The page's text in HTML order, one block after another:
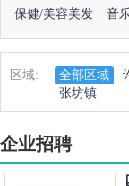
保健/美容美发
音
区域: 全部区域
张坊镇
企业招聘